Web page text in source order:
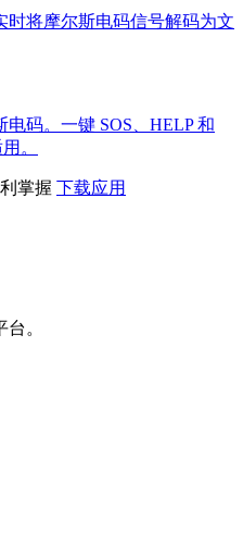
将摩尔斯电码信号解码为文
码。一键 SOS、HELP 和
。
掌握 下载应用
。